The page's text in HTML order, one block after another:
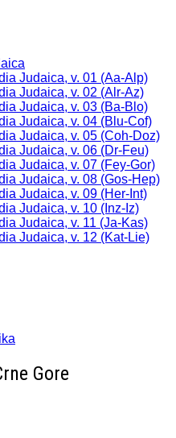
Judaica, v. 01 (Aa-Alp)
Judaica, v. 02 (Alr-Az)
Judaica, v. 03 (Ba-Blo)
Judaica, v. 04 (Blu-Cof)
Judaica, v. 05 (Coh-Doz)
Judaica, v. 06 (Dr-Feu)
Judaica, v. 07 (Fey-Gor)
Judaica, v. 08 (Gos-Hep)
Judaica, v. 09 (Her-Int)
Judaica, v. 10 (Inz-Iz)
Judaica, v. 11 (Ja-Kas)
Judaica, v. 12 (Kat-Lie)
Gore